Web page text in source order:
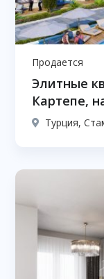
Продается
Элитные
Картепе,
Турция,